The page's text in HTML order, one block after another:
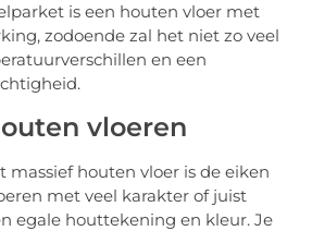
is een houten vloer met
zodoende zal het niet zo veel
en een
vloeren
massief houten vloer is de eiken
met veel karakter of juist
egale houttekening en kleur. Je